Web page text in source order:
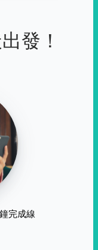
發！
完成線